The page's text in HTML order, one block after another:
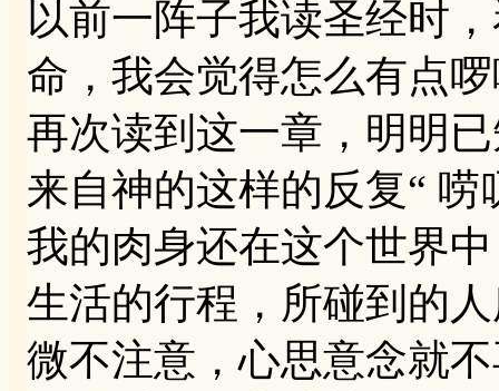
以前一阵子我读圣经时
命，我会觉得怎么有点
再次读到这一章，明明
来自神的这样的反复“
我的肉身还在这个世界
生活的行程，所碰到的
微不注意，心思意念就